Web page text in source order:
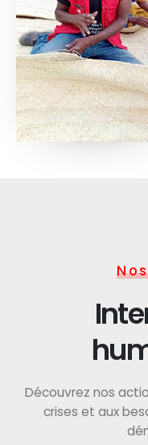
Découvrez nos
crises et aux